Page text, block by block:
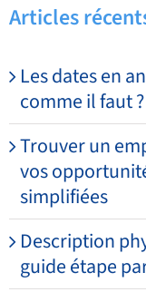
Articles
Les dates en
comme il faut ?
Trouver un
vos
simplifiées
Description
guide étape